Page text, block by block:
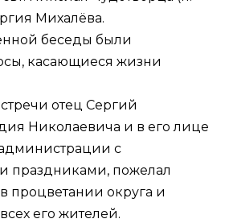
Михалёва.
беседы были
касающиеся жизни
отец Сергий
Николаевича и в его лице
с
праздниками, пожелал
округа и
его жителей.